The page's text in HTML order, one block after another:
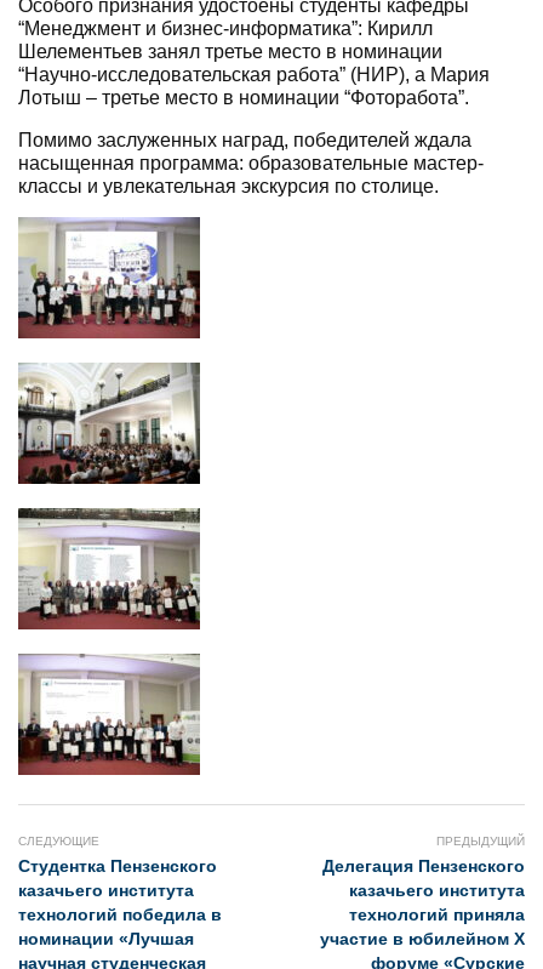
Особого признания удостоены студенты кафедры
“Менеджмент и бизнес-информатика”: Кирилл
Шелементьев занял третье место в номинации
“Научно-исследовательская работа” (НИР), а Мария
Лотыш – третье место в номинации “Фоторабота”.
Помимо заслуженных наград, победителей ждала
насыщенная программа: образовательные мастер-
классы и увлекательная экскурсия по столице.
СЛЕДУЮЩИЕ
Студентка Пензенского
казачьего института
технологий победила в
номинации «Лучшая
научная студенческая
ПРЕДЫДУЩИЙ
Делегация Пензенского
казачьего института
технологий приняла
участие в юбилейном X
форуме «Сурские